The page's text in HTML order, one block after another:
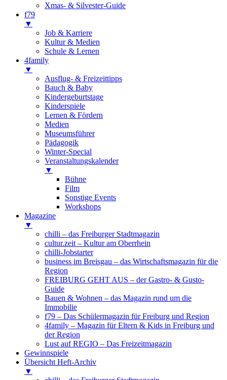
Xmas- & Silvester-Guide
f79
▼
Job & Karriere
Kultur & Medien
Schule & Lernen
4family
▼
Ausflug- & Freizeittipps
Bauch & Baby
Kindergeburtstage
Kinderspiele
Lernen & Fördern
Medien
Museumsführer
Pädagogik
Winter-Special
Veranstaltungskalender
▼
Bühne
Film
Sonstige Events
Workshops
Magazine
▼
chilli – das Freiburger Stadtmagazin
cultur.zeit – Kultur am Oberrhein
chilli-Jobstarter
business im Breisgau – das Wirtschaftsmagazin für die
Region
FREIBURG GEHT AUS – der Gastro- & Gusto-
Guide
Bauen & Wohnen – das Magazin rund um die
Immobilie
f79 – Das Schülermagazin für Freiburg und Region
4family – Magazin für Eltern & Kids in Freiburg und
der Region
Lust auf REGIO – Das Freizeitmagazin
Gewinnspiele
Übersicht Heft-Archiv
▼